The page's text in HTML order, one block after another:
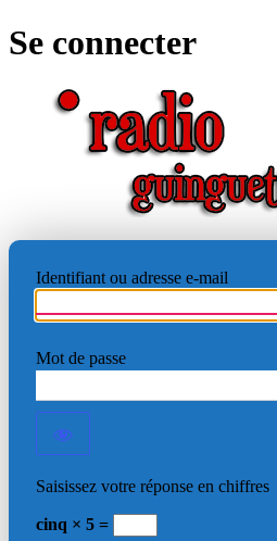
Se connecter
Identifiant ou adresse e-mail
Mot de passe
Saisissez votre réponse en chiffres
cinq × 5 =